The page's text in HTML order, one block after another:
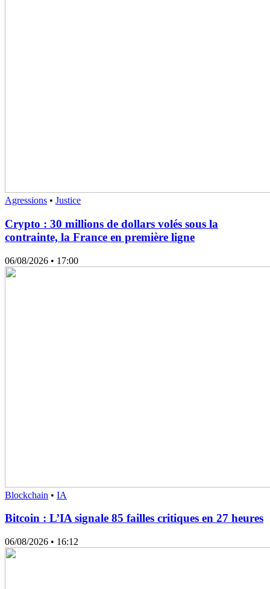
Agressions • Justice
Crypto : 30 millions de dollars volés sous la
contrainte, la France en première ligne
06/08/2026 • 17:00
Blockchain • IA
Bitcoin : L’IA signale 85 failles critiques en 27 heures
06/08/2026 • 16:12